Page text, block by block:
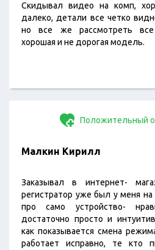
Скидывал видео на комп,
далеко, детали все четко
но все же рассмотреть
хорошая и не дорогая модель.
Положительный
Малкин Кирилл
Заказывал в интернет-
регистратор уже был у меня на
про само устройство-
достаточно просто и
как показывается смена
работает исправно, те кто